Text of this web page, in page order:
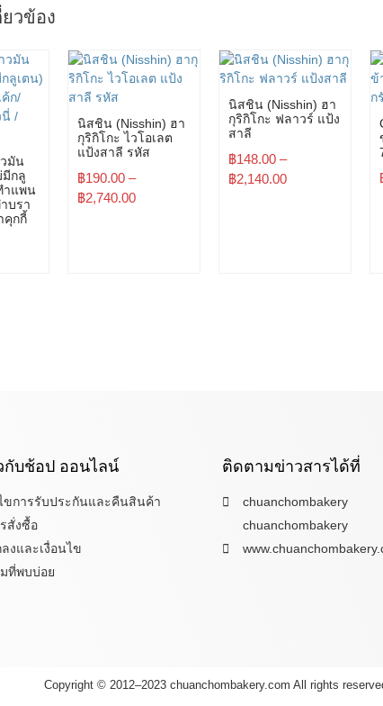
วข้อง
มัน
มีกลู
ำแพน
บรา
คุกกี้
นิสชิน (Nisshin) ฮา
กุริกิโกะ ไวโอเลต
แป้งสาลี รหัส
฿190.00 –
฿2,740.00
นิสชิน (Nisshin) ฮา
กุริกิโกะ ฟลาวร์ แป้ง
สาลี
฿148.00 –
฿2,140.00
กับช้อป ออนไลน์
ขการรับประกันและคืนสินค้า
สั่งซื้อ
งและเงื่อนไข
ที่พบบ่อย
ติดตามข่าวสารได้ที่
chuanchombakery
chuanchombakery
Copyright © 2012–2023 chuanchombakery.com All rights